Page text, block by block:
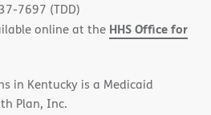
7697 (TDD)
online at the HHS Office for
in Kentucky is a Medicaid
Plan, Inc.